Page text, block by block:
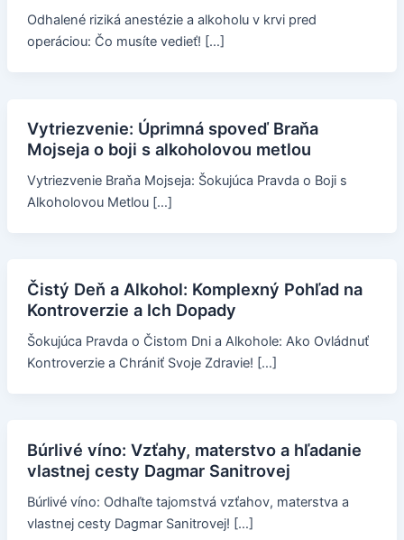
Odhalené riziká anestézie a alkoholu v krvi pred
operáciou: Čo musíte vedieť! […]
Vytriezvenie: Úprimná spoveď Braňa
Mojseja o boji s alkoholovou metlou
Vytriezvenie Braňa Mojseja: Šokujúca Pravda o Boji s
Alkoholovou Metlou […]
Čistý Deň a Alkohol: Komplexný Pohľad na
Kontroverzie a Ich Dopady
Šokujúca Pravda o Čistom Dni a Alkohole: Ako Ovládnuť
Kontroverzie a Chrániť Svoje Zdravie! […]
Búrlivé víno: Vzťahy, materstvo a hľadanie
vlastnej cesty Dagmar Sanitrovej
Búrlivé víno: Odhaľte tajomstvá vzťahov, materstva a
vlastnej cesty Dagmar Sanitrovej! […]